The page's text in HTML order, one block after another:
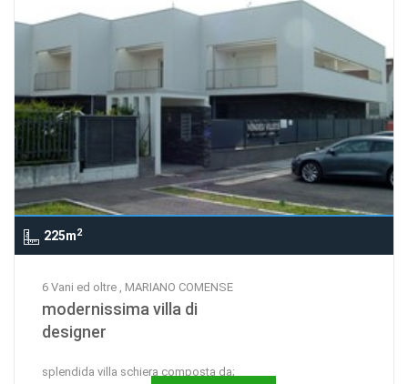
225m2
6 Vani ed oltre , MARIANO COMENSE
modernissima villa di
designer
splendida villa schiera composta da;